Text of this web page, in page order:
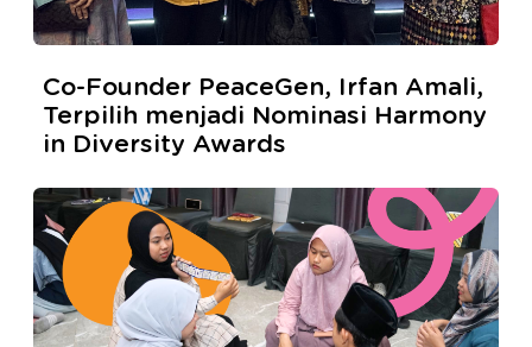
Co-Founder PeaceGen, Irfan Amali,
Terpilih menjadi Nominasi Harmony
in Diversity Awards